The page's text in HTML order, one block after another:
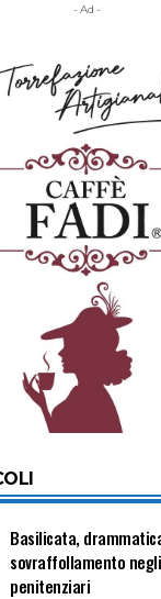
- Ad -
Basilicata,
sovraffollamento
penitenziari